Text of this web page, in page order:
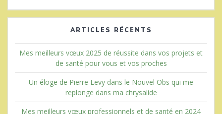
ARTICLES RÉCENTS
Mes meilleurs vœux 2025 de réussite dans vos projets et
de santé pour vous et vos proches
Un éloge de Pierre Levy dans le Nouvel Obs qui me
replonge dans ma chrysalide
Mes meilleurs vœux professionnels et de santé en 2024